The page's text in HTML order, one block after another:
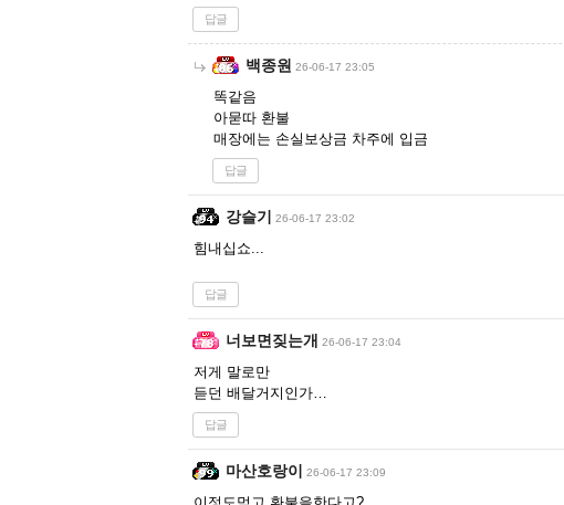
답글
백종원 26-06-17 23:05
똑같음
아묻따 환불
매장에는 손실보상금 차주에 입금
답글
강슬기 26-06-17 23:02
힘내십쇼...
답글
너보면짖는개 26-06-17 23:04
저게 말로만
듣던 배달거지인가…
답글
마산호랑이 26-06-17 23:09